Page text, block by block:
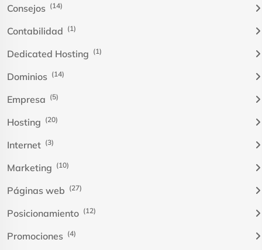
Consejos (14)
Contabilidad (1)
Dedicated Hosting (1)
Dominios (14)
Empresa (5)
Hosting (20)
Internet (3)
Marketing (10)
Páginas web (27)
Posicionamiento (12)
Promociones (4)